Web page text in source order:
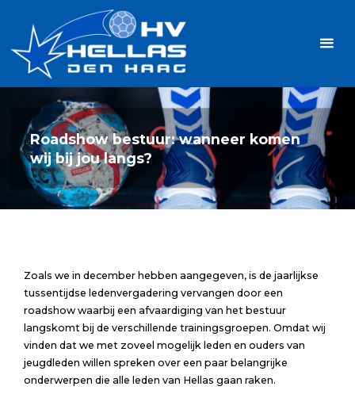
inhoud
Roadshow bestuur: wanneer komen
wij bij jou langs?
Zoals we in december hebben aangegeven, is de jaarlijkse
tussentijdse ledenvergadering vervangen door een
roadshow waarbij een afvaardiging van het bestuur
langskomt bij de verschillende trainingsgroepen. Omdat wij
vinden dat we met zoveel mogelijk leden en ouders van
jeugdleden willen spreken over een paar belangrijke
onderwerpen die alle leden van Hellas gaan raken.